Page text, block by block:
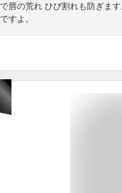
で唇の荒れ ひび割れも防ぎま
ですよ。